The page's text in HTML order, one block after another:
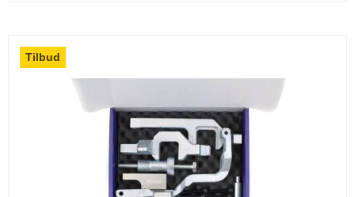
Tilbud